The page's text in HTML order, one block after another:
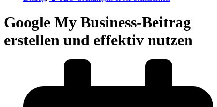
Google My Business-Beitrag
erstellen und effektiv nutzen